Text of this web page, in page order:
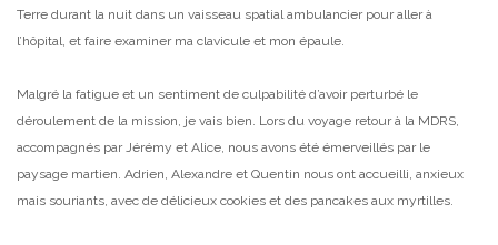
Terre durant la nuit dans un vaisseau spatial ambulancier pour aller à
l’hôpital, et faire examiner ma clavicule et mon épaule.
Malgré la fatigue et un sentiment de culpabilité d’avoir perturbé le
déroulement de la mission, je vais bien. Lors du voyage retour à la MDRS,
accompagnés par Jérémy et Alice, nous avons été émerveillés par le
paysage martien. Adrien, Alexandre et Quentin nous ont accueilli, anxieux
mais souriants, avec de délicieux cookies et des pancakes aux myrtilles.